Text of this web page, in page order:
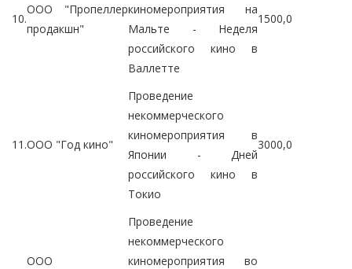
10.
ООО "Пропеллер
продакшн"
киномероприятия на
Мальте - Неделя
российского кино в
Валлетте
1500,0
11.ООО "Год кино"
Проведение
некоммерческого
киномероприятия в
Японии - Дней
российского кино в
Токио
3000,0
ООО
Проведение
некоммерческого
киномероприятия во